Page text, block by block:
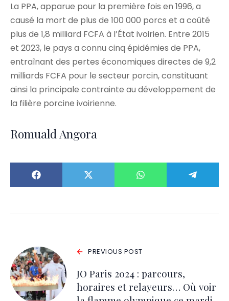
La PPA, apparue pour la première fois en 1996, a
causé la mort de plus de 100 000 porcs et a coûté
plus de 1,8 milliard FCFA à l’État ivoirien. Entre 2015
et 2023, le pays a connu cinq épidémies de PPA,
entraînant des pertes économiques directes de 9,2
milliards FCFA pour le secteur porcin, constituant
ainsi la principale contrainte au développement de
la filière porcine ivoirienne.
Romuald Angora
PREVIOUS POST
JO Paris 2024 : parcours,
horaires et relayeurs… Où voir